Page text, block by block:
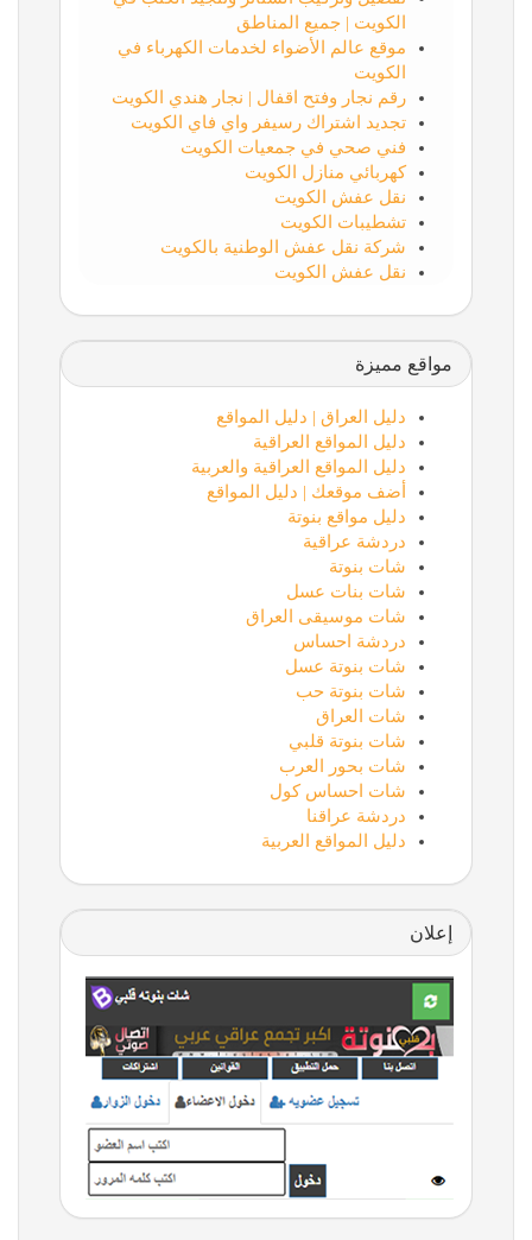
الكويت | جميع المناطق
موقع عالم الأضواء لخدمات الكهرباء في
الكويت
رقم نجار وفتح اقفال | نجار هندي الكويت
تجديد اشتراك رسيفر واي فاي الكويت
فني صحي في جمعيات الكويت
كهربائي منازل الكويت
نقل عفش الكويت
تشطيبات الكويت
شركة نقل عفش الوطنية بالكويت
نقل عفش الكويت
مواقع مميزة
دليل العراق | دليل المواقع
دليل المواقع العراقية
دليل المواقع العراقية والعربية
أضف موقعك | دليل المواقع
دليل مواقع بنوتة
دردشة عراقية
شات بنوتة
شات بنات عسل
شات موسيقى العراق
دردشة احساس
شات بنوتة عسل
شات بنوتة حب
شات العراق
شات بنوتة قلبي
شات بحور العرب
شات احساس كول
دردشة عراقنا
دليل المواقع العربية
إعلان